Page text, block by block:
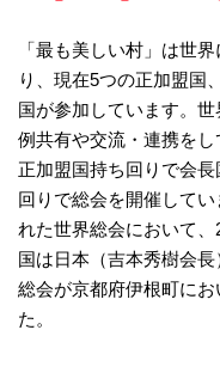
「最も美しい村」は世
り、現在5つの正加盟国
国が参加しています。
例共有や交流・連携を
正加盟国持ち回りで会
回りで総会を開催して
れた世界総会において
国は日本（吉本秀樹会
総会が京都府伊根町に
た。